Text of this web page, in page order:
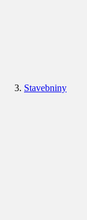
Stavebniny